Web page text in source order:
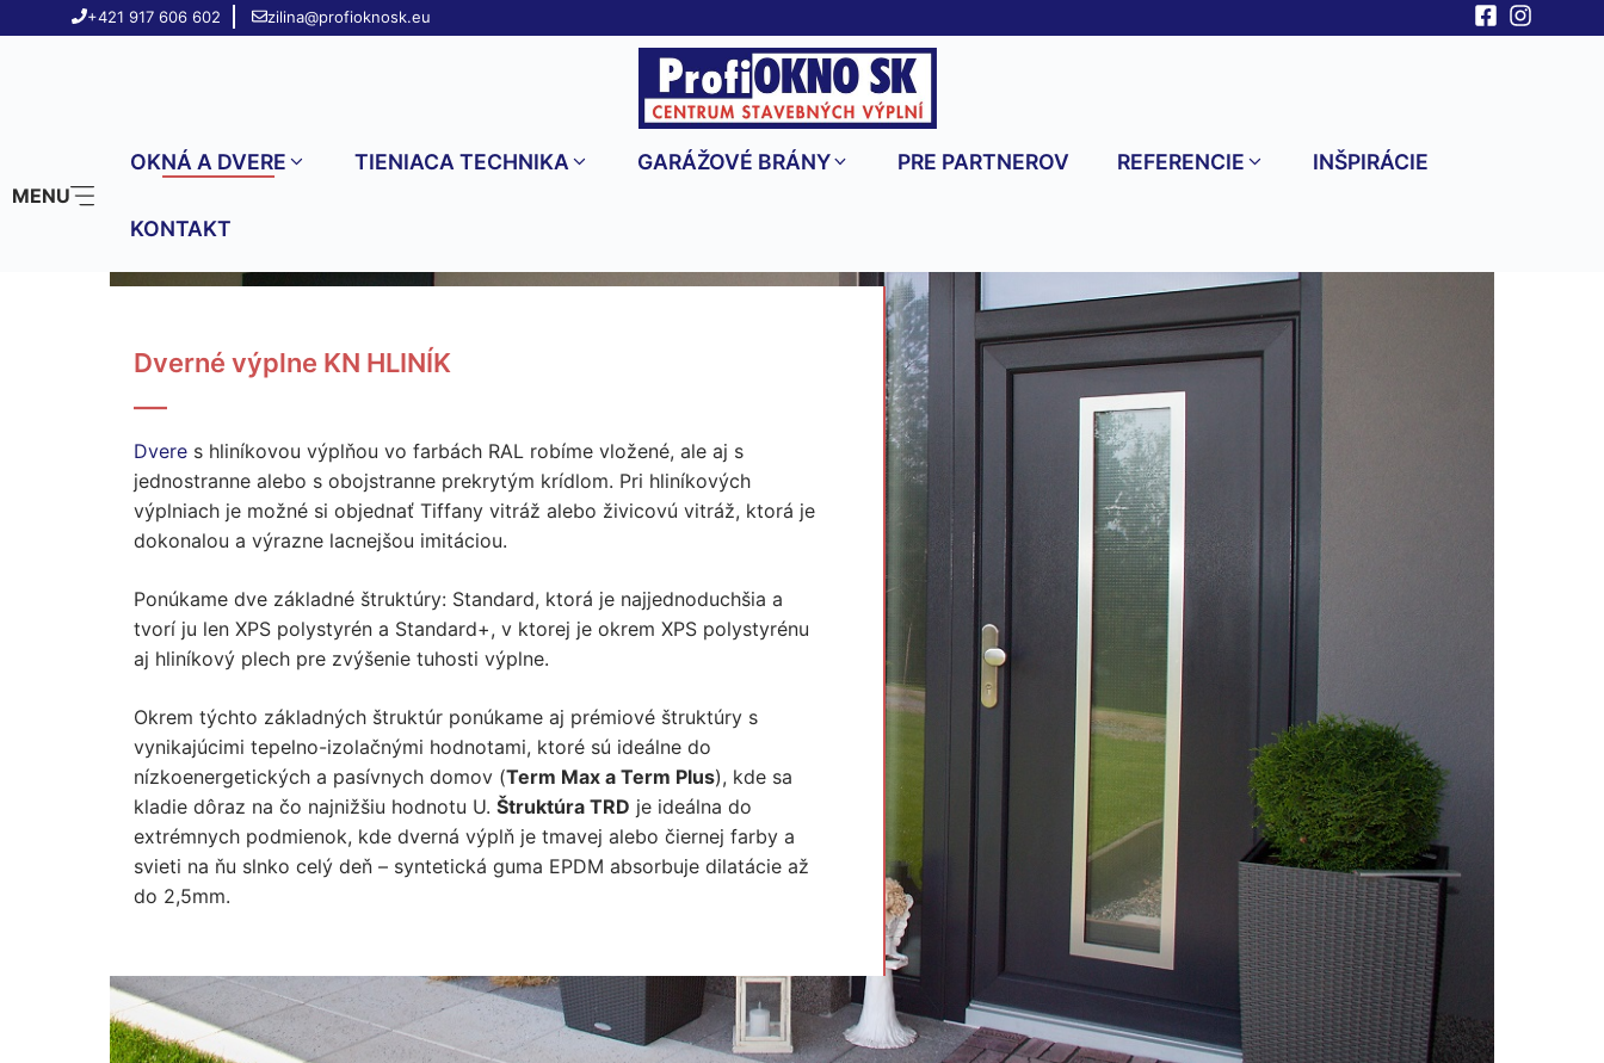
Preskočiť+421 917 606 602 zilina@profioknosk.eu
MENU
OKNÁ A DVERE TIENIACA TECHNIKA GARÁŽOVÉ BRÁNY PRE PARTNEROV REFERENCIE INŠPIRÁCIE
KONTAKT
Dverné výplne KN HLINÍK
Dvere s hliníkovou výplňou vo farbách RAL robíme vložené, ale aj s
jednostranne alebo s obojstranne prekrytým krídlom. Pri hliníkových
výplniach je možné si objednať Tiffany vitráž alebo živicovú vitráž, ktorá je
dokonalou a výrazne lacnejšou imitáciou.
Ponúkame dve základné štruktúry: Standard, ktorá je najjednoduchšia a
tvorí ju len XPS polystyrén a Standard+, v ktorej je okrem XPS polystyrénu
aj hliníkový plech pre zvýšenie tuhosti výplne.
Okrem týchto základných štruktúr ponúkame aj prémiové štruktúry s
vynikajúcimi tepelno-izolačnými hodnotami, ktoré sú ideálne do
nízkoenergetických a pasívnych domov (Term Max a Term Plus), kde sa
kladie dôraz na čo najnižšiu hodnotu U. Štruktúra TRD je ideálna do
extrémnych podmienok, kde dverná výplň je tmavej alebo čiernej farby a
svieti na ňu slnko celý deň – syntetická guma EPDM absorbuje dilatácie až
do 2,5mm.